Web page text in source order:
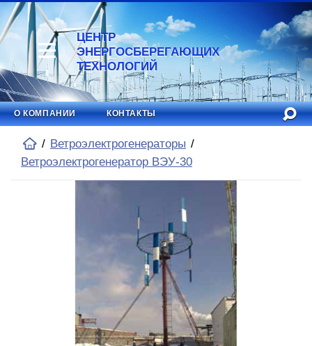
ЦЕНТР
ЭНЕРГОСБЕРЕГАЮЩИХ
ТЕХНОЛОГИЙ
О КОМПАНИИ КОНТАКТЫ
Ветроэлектрогенераторы
Ветроэлектрогенератор ВЭУ-30